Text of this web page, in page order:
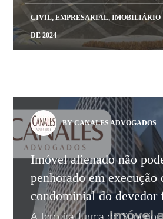
CIVIL,EMPRESARIAL,IMOBILIÁRIO
DE 2024
BY CANALES ADVOGADOS
Imóvel alienado não
penhorado em execução
condominial do devedor